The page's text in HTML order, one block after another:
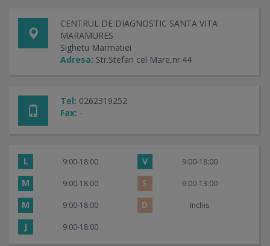
CENTRUL DE DIAGNOSTIC SANTA VITA
MARAMURES
Sighetu Marmatiei
Adresa: Str.Stefan cel Mare,nr.44
Tel: 0262319252
Fax: -
L 9:00-18:00 V 9:00-18:00
M 9:00-18:00 S 9:00-13:00
M 9:00-18:00 D Inchis
J 9:00-18:00